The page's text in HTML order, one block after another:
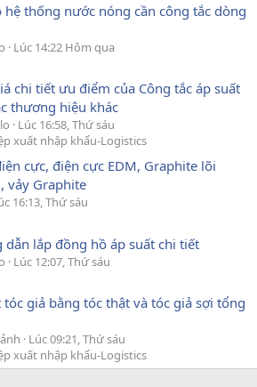
hệ thống nước nóng cần công tắc dòng
Lúc 14:22 Hôm qua
chi tiết ưu điểm của Công tắc áp suất
thương hiệu khác
Lúc 16:58, Thứ sáu
xuất nhập khẩu-Logistics
cực, điện cực EDM, Graphite lõi
vảy Graphite
16:13, Thứ sáu
dẫn lắp đồng hồ áp suất chi tiết
Lúc 12:07, Thứ sáu
tóc giả bằng tóc thật và tóc giả sợi tổng
Lúc 09:21, Thứ sáu
xuất nhập khẩu-Logistics